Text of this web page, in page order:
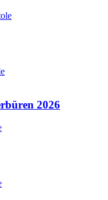
2026